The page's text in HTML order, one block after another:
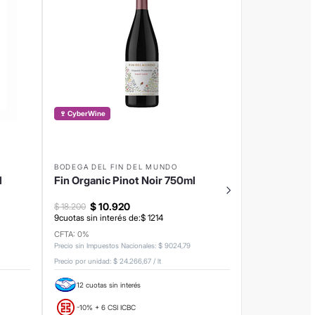
🍷 CyberWine
BODEGA DEL FIN DEL MUNDO
Fin Organic Pinot Noir 750ml
$10.920
$ 18.200
9cuotas sin interés de:$ 1214
CFTA: 0%
Precio sin Impuestos Nacionales: $ 902479
Precio por unidad: $ 24.266,67 / lt
12 cuotas sin interés
-10% + 6 CSI ICBC